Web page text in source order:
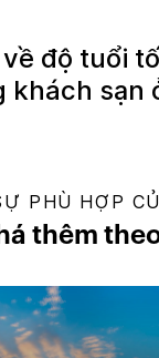
độ tuổi
khách sạn
PHÙ HỢP
thêm